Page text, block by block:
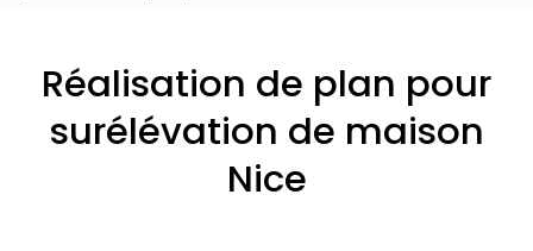
Réalisation de plan pour
surélévation de maison
Nice